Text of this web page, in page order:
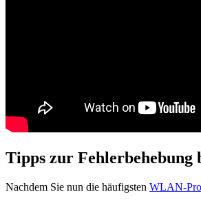
Tipps zur
Nachdem Sie nun die häufigsten WLAN-